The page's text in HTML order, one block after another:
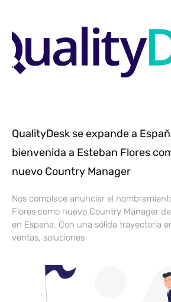
QualityDesk se expande a
bienvenida a Esteban Flores
nuevo Country Manager
Nos complace anunciar el
Flores como nuevo Country Manager
en España. Con una sólida trayectoria
ventas, soluciones